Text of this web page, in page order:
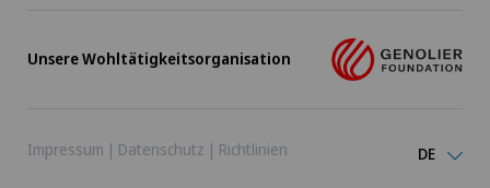
Unsere Wohltätigkeitsorganisation
Impressum | Datenschutz | Richtlinien DE